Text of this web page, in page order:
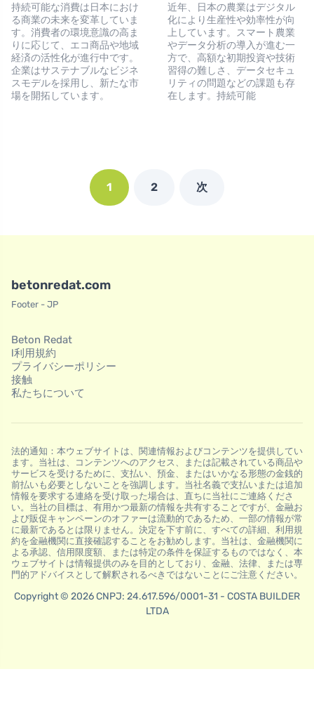
持続可能な消費は日本におけ
る商業の未来を変革していま
す。消費者の環境意識の高ま
りに応じて、エコ商品や地域
経済の活性化が進行中です。
企業はサステナブルなビジネ
スモデルを採用し、新たな市
場を開拓しています。
近年、日本の農業はデジタル
化により生産性や効率性が向
上しています。スマート農業
やデータ分析の導入が進む一
方で、高額な初期投資や技術
習得の難しさ、データセキュ
リティの問題などの課題も存
在します。持続可能
1 2 次
betonredat.com
Footer - JP
Beton Redat
l利用規約
プライバシーポリシー
接触
私たちについて
法的通知：本ウェブサイトは、関連情報およびコンテンツを提供してい
ます。当社は、コンテンツへのアクセス、または記載されている商品や
サービスを受けるために、支払い、預金、またはいかなる形態の金銭的
前払いも必要としないことを強調します。当社名義で支払いまたは追加
情報を要求する連絡を受け取った場合は、直ちに当社にご連絡くださ
い。当社の目標は、有用かつ最新の情報を共有することですが、金融お
よび販促キャンペーンのオファーは流動的であるため、一部の情報が常
に最新であるとは限りません。決定を下す前に、すべての詳細、利用規
約を金融機関に直接確認することをお勧めします。当社は、金融機関に
よる承認、信用限度額、または特定の条件を保証するものではなく、本
ウェブサイトは情報提供のみを目的としており、金融、法律、または専
門的アドバイスとして解釈されるべきではないことにご注意ください。
Copyright © 2026 CNPJ: 24.617.596/0001-31 - COSTA BUILDER
LTDA